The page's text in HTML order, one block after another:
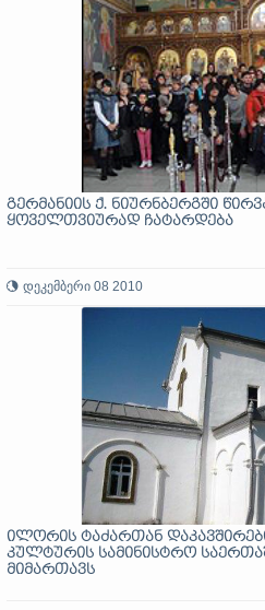
გერმანიის ქ. ნიურნბერგში
ყოველთვიურად ჩატარდება
დეკემბერი 08 2010
ილორის ტაძართან
კულტურის სამინისტრო
მიმართავს